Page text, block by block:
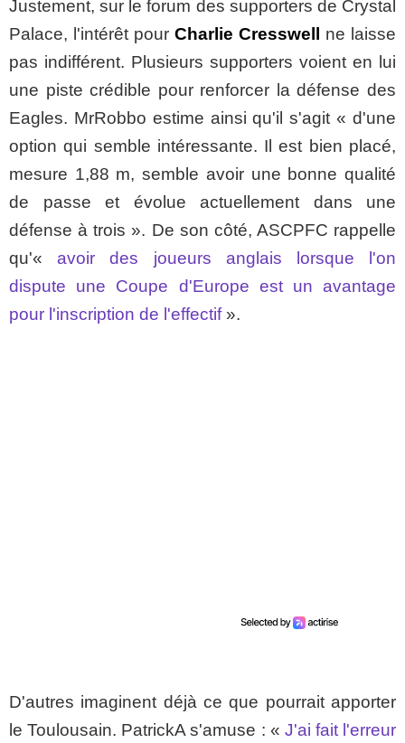
Justement, sur le forum des supporters de Crystal
Palace, l'intérêt pour Charlie Cresswell
ne laisse
pas indifférent. Plusieurs supporters voient en lui
une piste crédible pour renforcer la défense des
Eagles. MrRobbo estime ainsi qu'il s'agit « d'une
option qui semble intéressante. Il est bien placé,
mesure 1,88 m, semble avoir une bonne qualité
de passe et évolue actuellement dans une
défense à trois ». De son côté, ASCPFC rappelle
qu'«avoir des joueurs anglais lorsque l'on
dispute une Coupe d'Europe est un avantage
pour l'inscription de l'effectif».
D'autres imaginent déjà ce que pourrait apporter
le Toulousain. PatrickA s'amuse : « J'ai fait l'erreur